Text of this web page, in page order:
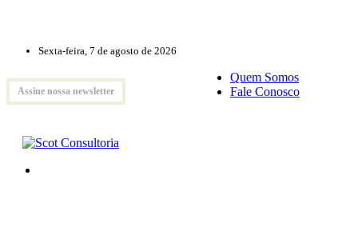
Sexta-feira, 7 de agosto de 2026
Assine nossa newsletter
Quem Somos
Fale Conosco